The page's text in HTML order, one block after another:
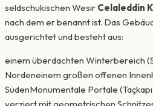
seldschukischen Wesir Celaleddin
nach dem er benannt ist. Das
ausgerichtet und besteht aus:
einem überdachten Winterbereich
Nordeneinem großen offenen
SüdenMonumentale Portale